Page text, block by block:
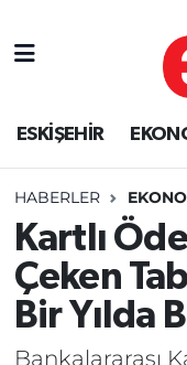
ESKİŞEHİR
HABERLER
Kartlı
Çeken
Bir Yılda
Bankalararası